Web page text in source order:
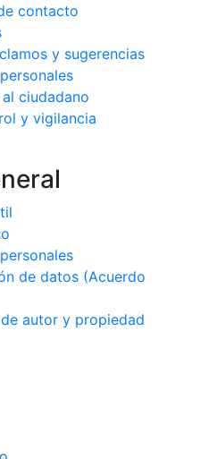
contacto
y sugerencias
ciudadano
y vigilancia
de datos (Acuerdo
autor y propiedad